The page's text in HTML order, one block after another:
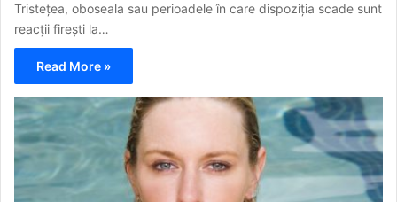
Tristețea, oboseala sau perioadele în care dispoziția scade sunt
reacții firești la…
Read More »